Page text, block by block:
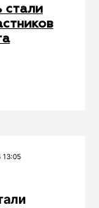
стали
13:05